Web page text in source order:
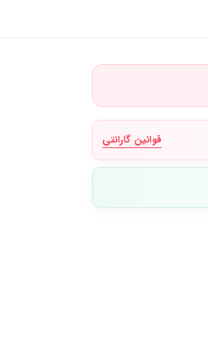
قوانین گارانتی